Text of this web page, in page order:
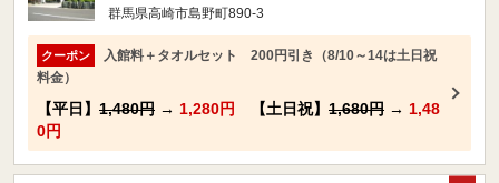
群馬県高崎市島野町890-3
クーポン
入館料＋タオルセット 200円引き（8/10～14は土日祝
料金）
【平日】 1,480円 → 1,280円 【土日祝】 1,680円 → 1,48
0円